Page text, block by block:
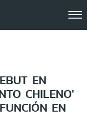
EN
CHILENO'
EN